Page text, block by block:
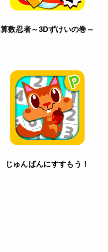
算数忍者～3Dずけいの巻～
じゅんばんにすすもう！